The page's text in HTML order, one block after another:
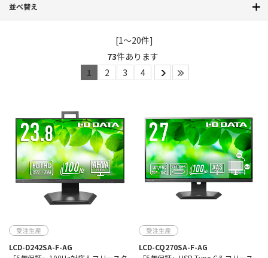
並べ替え
[1～20件]
73件あります
1
2 3 4
LCD-D242SA-F-AG
LCD-CQ270SA-F-AG